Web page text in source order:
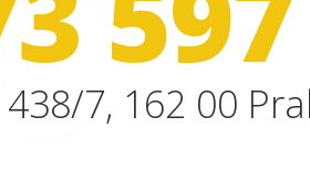
7, 162 00